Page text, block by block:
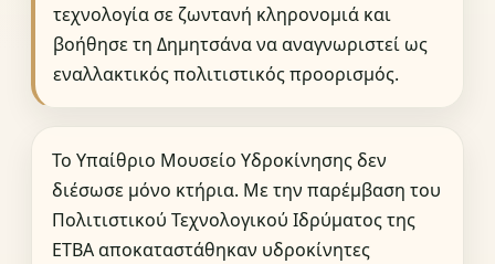
τεχνολογία σε ζωντανή κληρονομιά και
βοήθησε τη Δημητσάνα να αναγνωριστεί ως
εναλλακτικός πολιτιστικός προορισμός.
Το Υπαίθριο Μουσείο Υδροκίνησης δεν
διέσωσε μόνο κτήρια. Με την παρέμβαση του
Πολιτιστικού Τεχνολογικού Ιδρύματος της
ΕΤΒΑ αποκαταστάθηκαν υδροκίνητες